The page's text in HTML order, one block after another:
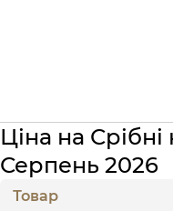
Ціна на
Серпень 2026
Товар